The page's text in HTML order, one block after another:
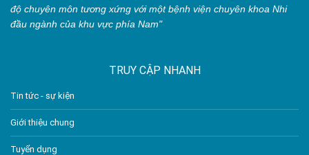
độ chuyên môn tương xứng với một bệnh viện chuyên khoa Nhi
đầu ngành của khu vực phía Nam"
TRUY CẬP NHANH
Tin tức - sự kiện
Giới thiệu chung
Tuyển dụng